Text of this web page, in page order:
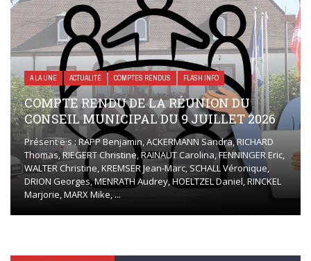
A LA UNE ACTUALITÉ COMPTES RENDUS FLASH INFO
COMPTE RENDU DE LA RÉUNION DU
CONSEIL MUNICIPAL DU 9 JUILLET 2026
Présent·e·s : RAPP Benjamin, ACKERMANN Sandra, RICHARD
Thomas, RIEGERT Christine, RAINAUT Carolina, FENNINGER Eric,
WALTER Christine, KREMSER Jean-Marc, SCHALL Véronique,
DRION Georges, MENRATH Audrey, HOELTZEL Daniel, RINCKEL
Marjorie, MARX Mike, ...